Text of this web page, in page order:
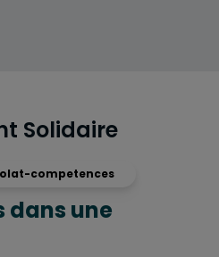
Solidaire
competences
dans une